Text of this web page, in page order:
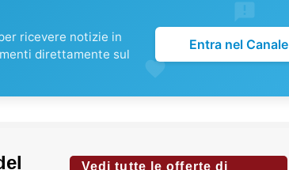
ricevere notizie in
direttamente sul
Entra nel Canale